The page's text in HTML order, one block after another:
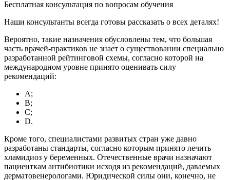
Бесплатная консультация по вопросам обучения
Наши консультанты всегда готовы рассказать о всех деталях!
Вероятно, такие назначения обусловлены тем, что большая
часть врачей-практиков не знает о существовании специально
разработанной рейтинговой схемы, согласно которой на
международном уровне принято оценивать силу
рекомендаций:
А;
В;
С;
D.
Кроме того, специалистами развитых стран уже давно
разработаны стандарты, согласно которым принято лечить
хламидиоз у беременных. Отечественные врачи назначают
пациенткам антибиотики исходя из рекомендаций, даваемых
дерматовенерологами. Юридической силы они, конечно, не